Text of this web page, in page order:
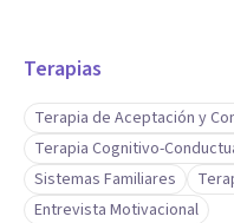
Terapias
Terapia de Aceptación y
Terapia Cognitivo-
Sistemas Familiares
Entrevista Motivacional